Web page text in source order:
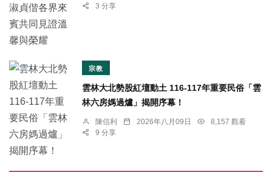
3 分享
宗教
雲林大北勢股紅壇動土 116-117年重要民俗「雲
林六房媽過爐」揭開序幕！
陳信利 2026年八月09日
8,157 觀看
9 分享